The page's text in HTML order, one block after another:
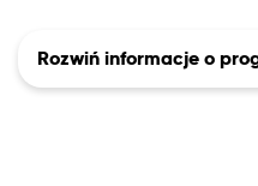
Rozwiń informacje o